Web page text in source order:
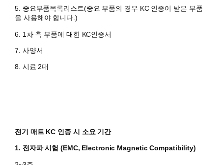
5. 중요부품목록리스트(중요 부품의 경우 KC 인증이 받은 부품
을 사용해야 합니다.)
6. 1차 측 부품에 대한 KC인증서
7. 사양서
8. 시료 2대
전기 매트 KC 인증 시 소요 기간
1. 전자파 시험 (EMC, Electronic Magnetic Compatibility)